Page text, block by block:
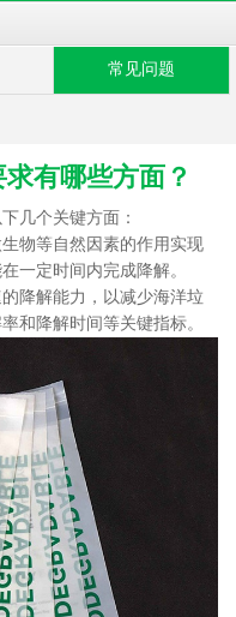
常见问题
有哪些方面？
几个关键方面：
物等自然因素的作用实现
一定时间内完成降解。
降解能力，以减少海洋垃
和降解时间等关键指标。